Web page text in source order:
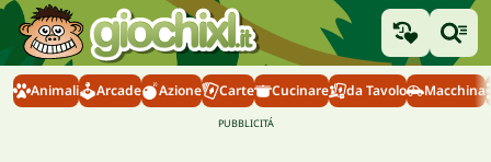
Animali Arcade Azione Carte Cucinare da Tavolo Macchina